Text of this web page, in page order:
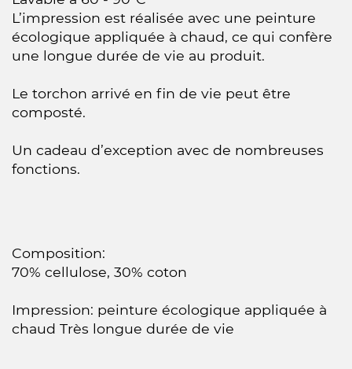
L’impression est réalisée avec une peinture
écologique appliquée à chaud, ce qui confère
une longue durée de vie au produit.
Le torchon arrivé en fin de vie peut être
composté.
Un cadeau d’exception avec de nombreuses
fonctions.
Composition:
70% cellulose, 30% coton
Impression: peinture écologique appliquée à
chaud Très longue durée de vie